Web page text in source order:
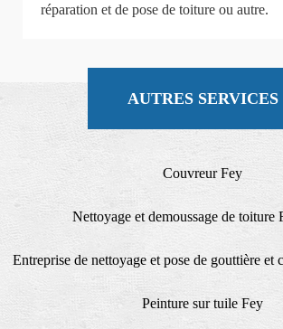
réparation et de pose de toiture ou autre.
AUTRES SERVICES
Couvreur Fey
Nettoyage et demoussage de toiture
Entreprise de nettoyage et pose de gouttière et
Peinture sur tuile Fey